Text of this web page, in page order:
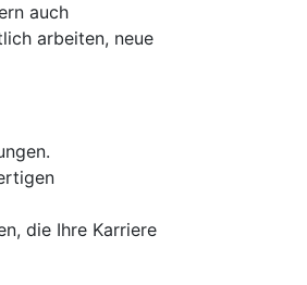
auch
arbeiten, neue
die Ihre Karriere